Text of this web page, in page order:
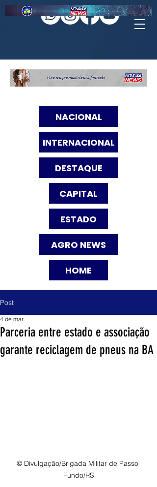
NACIONAL
INTERNACIONAL
DESTAQUE
CAPITAL
ESTADO
AGRO NEWS
HOME
Post
Parceria entre estado e associação
garante reciclagem de pneus na BA
4 de mar.
© Divulgação/Brigada Militar de Passo
Fundo/RS